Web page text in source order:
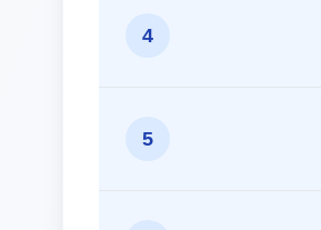
4
5